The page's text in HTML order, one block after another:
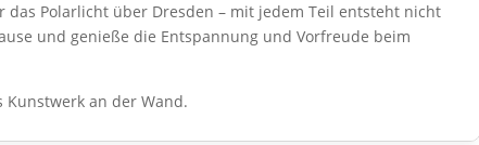
das Polarlicht über Dresden – mit jedem Teil entsteht nicht
und genieße die Entspannung und Vorfreude beim
an der Wand.